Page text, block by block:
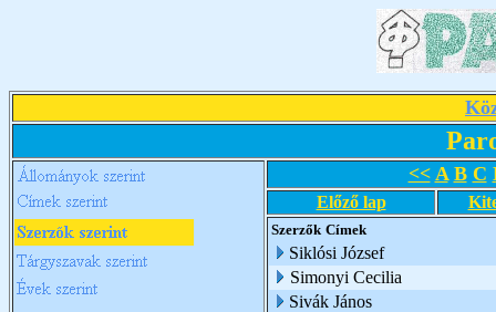
<< A B C
Előző lap
Szerzők Címek
Siklósi József
Simonyi Cecilia
Sivák János